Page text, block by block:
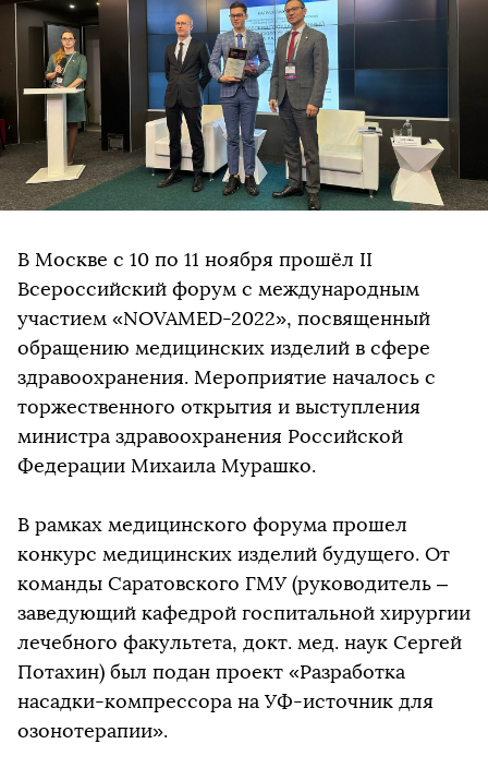
В Москве с 10 по 11 ноября прошёл II
Всероссийский форум с международным
участием «NOVAMED-2022», посвященный
обращению медицинских изделий в сфере
здравоохранения. Мероприятие началось с
торжественного открытия и выступления
министра здравоохранения Российской
Федерации Михаила Мурашко.
В рамках медицинского форума прошел
конкурс медицинских изделий будущего. От
команды Саратовского ГМУ (руководитель –
заведующий кафедрой госпитальной хирургии
лечебного факультета, докт. мед. наук Сергей
Потахин) был подан проект «Разработка
насадки-компрессора на УФ-источник для
озонотерапии».